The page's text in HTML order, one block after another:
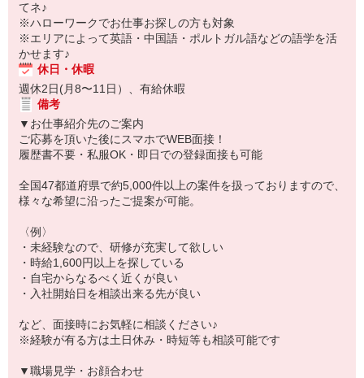
てネ♪
※ハローワークでお仕事お探しの方も対象
※エリアによって英語・中国語・ポルトガル語などの語学を活
かせます♪
休日・休暇
週休2日(月8〜11日）、有給休暇
備考
▼お仕事紹介先のご案内
ご応募を頂いた後にスマホでWEB面接！
履歴書不要・私服OK・即日での登録面接も可能
全国47都道府県で約5,000件以上の案件を扱っておりますので、
様々な希望に沿ったご提案が可能。
〈例〉
・未経験なので、研修が充実して欲しい
・時給1,600円以上を探している
・自宅からなるべく近くが良い
・入社開始日を相談出来る先が良い
など、面接時にお気軽に相談ください♪
※経験が有る方は土日休み・時短等も相談可能です
▼職場見学・お顔合わせ